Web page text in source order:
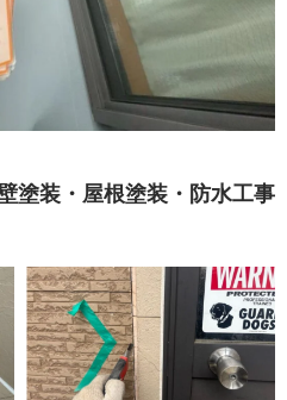
装・屋根塗装・防水工事